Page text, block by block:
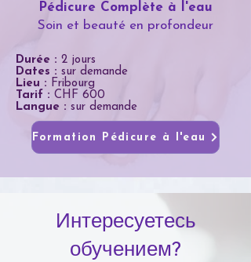
Pédicure Complète à l'eau
Soin et beauté en profondeur
Durée : 2 jours
Dates : sur demande
Lieu : Fribourg
Tarif : CHF 600
Langue : sur demande
Formation Pédicure à l'eau
Интересуетесь
обучением?